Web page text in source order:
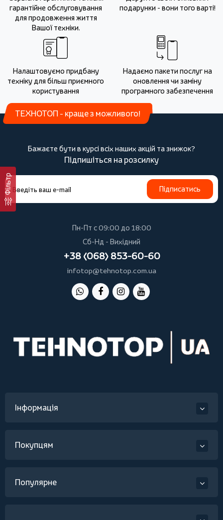
Фільтр
гарантійне обслуговування
для продовження життя
Вашої техніки.
подарунки - вони того варті!
Налаштовуємо придбану
техніку для більш приємного
користування
Надаємо пакети послуг на
оновлення чи заміну
програмного забезпечення
ТЕХНОТОП - краще з можливого!
Бажаєте бути в курсі всіх наших акцій та знижок?
Підпишіться на розсилку
Підписатись
Пн-Пт с 09:00 до 18:00
Сб-Нд - Вихідний
+38 (068) 853-60-60
infotop@tehnotop.com.ua
Інформація
Покупцям
Популярне